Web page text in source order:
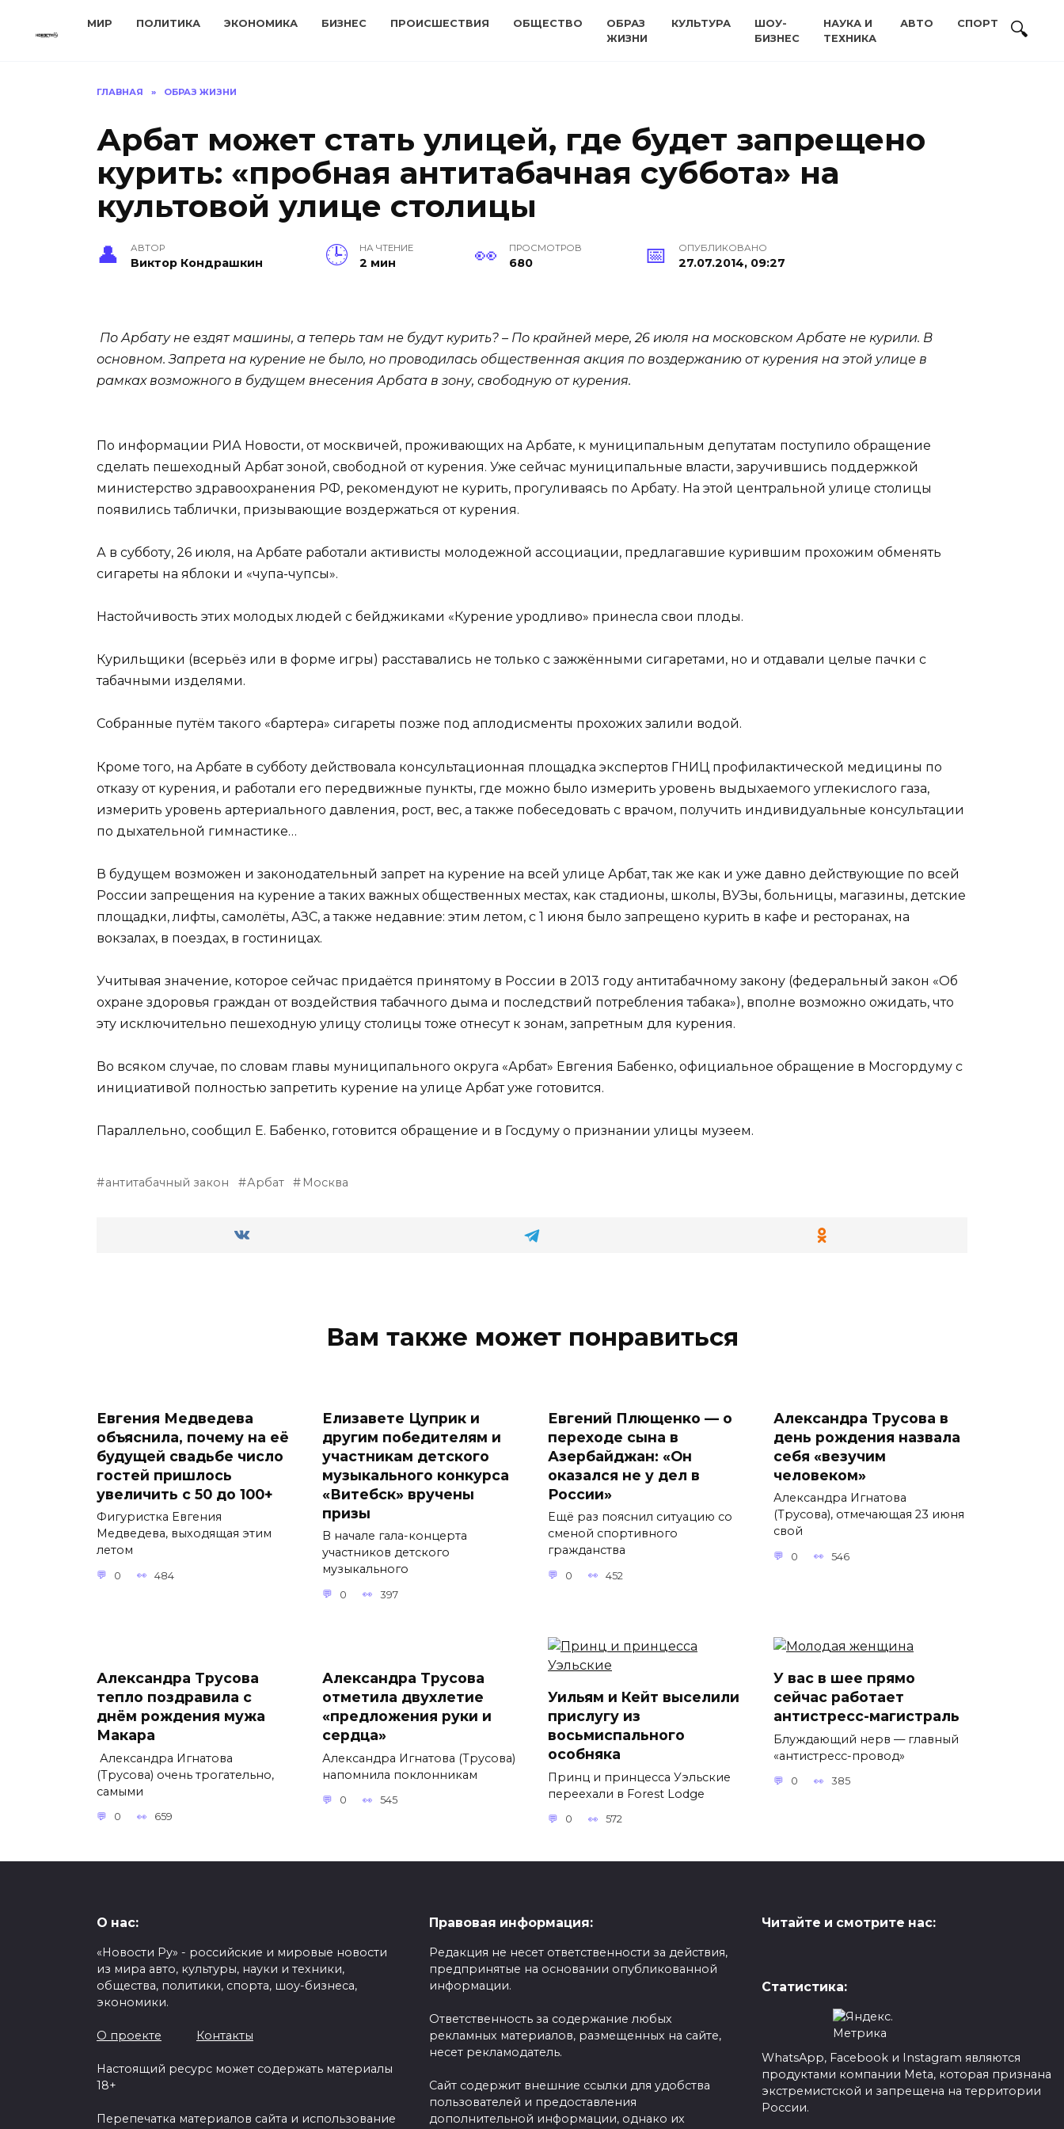
МИР ПОЛИТИКА ЭКОНОМИКА БИЗНЕС ПРОИСШЕСТВИЯ ОБЩЕСТВО
ОБРАЗ
ЖИЗНИ
КУЛЬТУРА
ШОУ-
БИЗНЕС
НАУКА И
ТЕХНИКА
АВТО СПОРТ
ГЛАВНАЯ » ОБРАЗ ЖИЗНИ
Арбат может стать улицей, где будет запрещено
курить: «пробная антитабачная суббота» на
культовой улице столицы
АВТОР
Виктор Кондрашкин
НА ЧТЕНИЕ
2 мин
ПРОСМОТРОВ
680
ОПУБЛИКОВАНО
27.07.2014, 09:27
По Арбату не ездят машины, а теперь там не будут курить? – По крайней мере, 26 июля на московском Арбате не курили. В
основном. Запрета на курение не было, но проводилась общественная акция по воздержанию от курения на этой улице в
рамках возможного в будущем внесения Арбата в зону, свободную от курения.
По информации РИА Новости, от москвичей, проживающих на Арбате, к муниципальным депутатам поступило обращение
сделать пешеходный Арбат зоной, свободной от курения. Уже сейчас муниципальные власти, заручившись поддержкой
министерство здравоохранения РФ, рекомендуют не курить, прогуливаясь по Арбату. На этой центральной улице столицы
появились таблички, призывающие воздержаться от курения.
А в субботу, 26 июля, на Арбате работали активисты молодежной ассоциации, предлагавшие курившим прохожим обменять
сигареты на яблоки и «чупа-чупсы».
Настойчивость этих молодых людей с бейджиками «Курение уродливо» принесла свои плоды.
Курильщики (всерьёз или в форме игры) расставались не только с зажжёнными сигаретами, но и отдавали целые пачки с
табачными изделями.
Собранные путём такого «бартера» сигареты позже под аплодисменты прохожих залили водой.
Кроме того, на Арбате в субботу действовала консультационная площадка экспертов ГНИЦ профилактической медицины по
отказу от курения, и работали его передвижные пункты, где можно было измерить уровень выдыхаемого углекислого газа,
измерить уровень артериального давления, рост, вес, а также побеседовать с врачом, получить индивидуальные консультации
по дыхательной гимнастике…
В будущем возможен и законодательный запрет на курение на всей улице Арбат, так же как и уже давно действующие по всей
России запрещения на курение а таких важных общественных местах, как стадионы, школы, ВУЗы, больницы, магазины, детские
площадки, лифты, самолёты, АЗС, а также недавние: этим летом, с 1 июня было запрещено курить в кафе и ресторанах, на
вокзалах, в поездах, в гостиницах.
Учитывая значение, которое сейчас придаётся принятому в России в 2013 году антитабачному закону (федеральный закон «Об
охране здоровья граждан от воздействия табачного дыма и последствий потребления табака»), вполне возможно ожидать, что
эту исключительно пешеходную улицу столицы тоже отнесут к зонам, запретным для курения.
Во всяком случае, по словам главы муниципального округа «Арбат» Евгения Бабенко, официальное обращение в Мосгордуму с
инициативой полностью запретить курение на улице Арбат уже готовится.
Параллельно, сообщил Е. Бабенко, готовится обращение и в Госдуму о признании улицы музеем.
антитабачный закон Арбат Москва
Вам также может понравиться
Евгения Медведева
объяснила, почему на её
будущей свадьбе число
гостей пришлось
увеличить с 50 до 100+
Фигуристка Евгения
Медведева, выходящая этим
летом
0 484
Елизавете Цуприк и
другим победителям и
участникам детского
музыкального конкурса
«Витебск» вручены
призы
В начале гала-концерта
участников детского
музыкального
0 397
Евгений Плющенко — о
переходе сына в
Азербайджан: «Он
оказался не у дел в
России»
Ещё раз пояснил ситуацию со
сменой спортивного
гражданства
0 452
Александра Трусова в
день рождения назвала
себя «везучим
человеком»
Александра Игнатова
(Трусова), отмечающая 23 июня
свой
0 546
Александра Трусова
тепло поздравила с
днём рождения мужа
Макара
Александра Игнатова
(Трусова) очень трогательно,
самыми
0 659
Александра Трусова
отметила двухлетие
«предложения руки и
сердца»
Александра Игнатова (Трусова)
напомнила поклонникам
0 545
Уильям и Кейт выселили
прислугу из
восьмиспального
особняка
Принц и принцесса Уэльские
переехали в Forest Lodge
0 572
У вас в шее прямо
сейчас работает
антистресс-магистраль
Блуждающий нерв — главный
«антистресс-провод»
0 385
О нас:
«Новости Ру» - российские и мировые новости
из мира авто, культуры, науки и техники,
общества, политики, спорта, шоу-бизнеса,
экономики.
О проекте Контакты
Настоящий ресурс может содержать материалы
18+
Перепечатка материалов сайта и использование
Правовая информация:
Редакция не несет ответственности за действия,
предпринятые на основании опубликованной
информации.
Ответственность за содержание любых
рекламных материалов, размещенных на сайте,
несет рекламодатель.
Сайт содержит внешние ссылки для удобства
пользователей и предоставления
дополнительной информации, однако их
Читайте и смотрите нас:
Статистика:
WhatsApp, Facebook и Instagram являются
продуктами компании Meta, которая признана
экстремистской и запрещена на территории
России.